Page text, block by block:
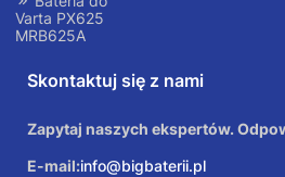
Varta PX625
MRB625A
Skontaktuj się z nami
Zapytaj naszych ekspertów.
E-mail:info@bigbaterii.pl